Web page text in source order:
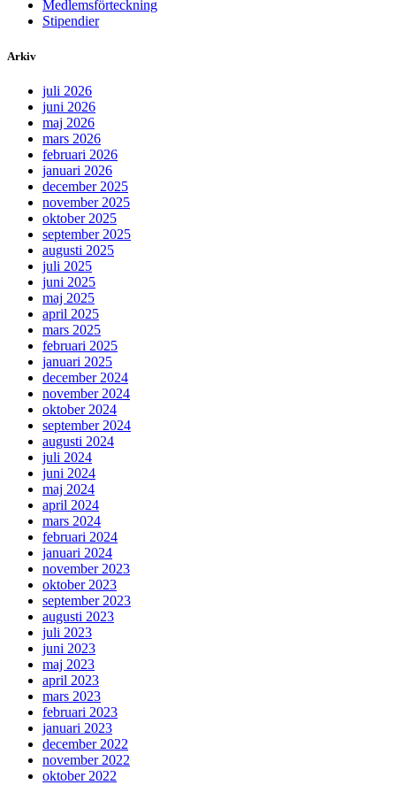
Medlemsförteckning
Stipendier
Arkiv
juli 2026
juni 2026
maj 2026
mars 2026
februari 2026
januari 2026
december 2025
november 2025
oktober 2025
september 2025
augusti 2025
juli 2025
juni 2025
maj 2025
april 2025
mars 2025
februari 2025
januari 2025
december 2024
november 2024
oktober 2024
september 2024
augusti 2024
juli 2024
juni 2024
maj 2024
april 2024
mars 2024
februari 2024
januari 2024
november 2023
oktober 2023
september 2023
augusti 2023
juli 2023
juni 2023
maj 2023
april 2023
mars 2023
februari 2023
januari 2023
december 2022
november 2022
oktober 2022